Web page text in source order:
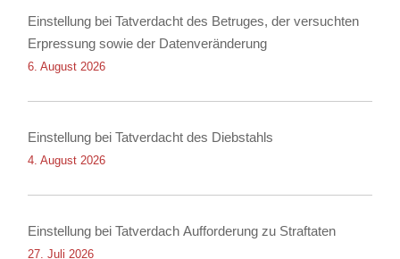
Einstellung bei Tatverdacht des Betruges, der versuchten
Erpressung sowie der Datenveränderung
6. August 2026
Einstellung bei Tatverdacht des Diebstahls
4. August 2026
Einstellung bei Tatverdach Aufforderung zu Straftaten
27. Juli 2026